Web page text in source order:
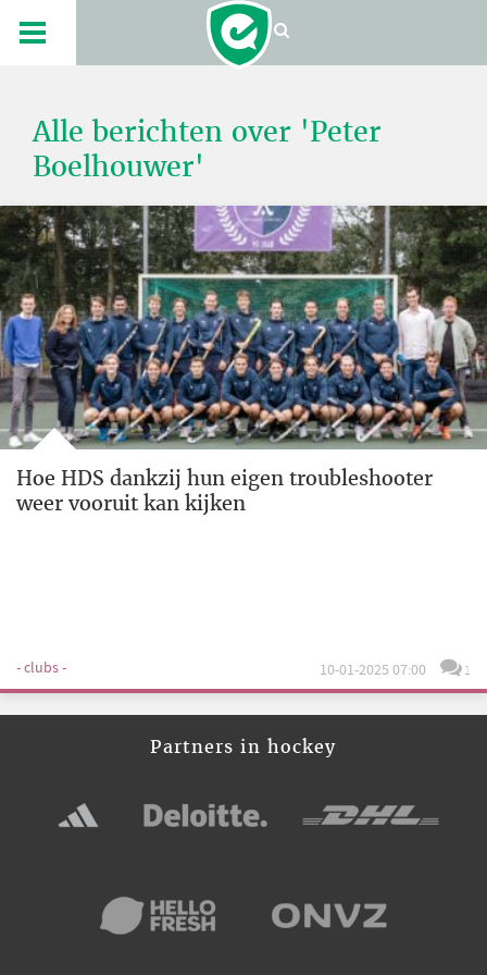
Alle berichten over 'Peter
Boelhouwer'
Hoe HDS dankzij hun eigen troubleshooter
weer vooruit kan kijken
- clubs - 10-01-2025 07:00 1
Partners in hockey